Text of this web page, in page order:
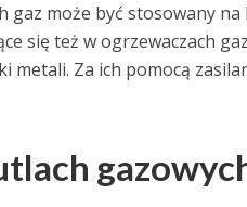
gaz może być stosowany
się też w ogrzewaczach
metali. Za ich pomocą